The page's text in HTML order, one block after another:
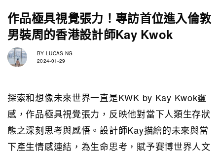
作品極具視覺張力！專訪首位進入倫敦
男裝周的香港設計師Kay Kwok
BY LUCAS NG
2024-01-29
探索和想像未來世界一直是KWK by Kay Kwok靈
感，作品極具視覺張力，反映他對當下人類生存狀
態之深刻思考與感悟。設計師Kay描繪的未來與當
下產生情感連結，為生命思考，賦予賽博世界人文